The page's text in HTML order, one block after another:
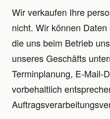
Wir verkaufen Ihre
nicht. Wir können
die uns beim Betrieb
unseres Geschäfts
Terminplanung, E-Mail-
vorbehaltlich